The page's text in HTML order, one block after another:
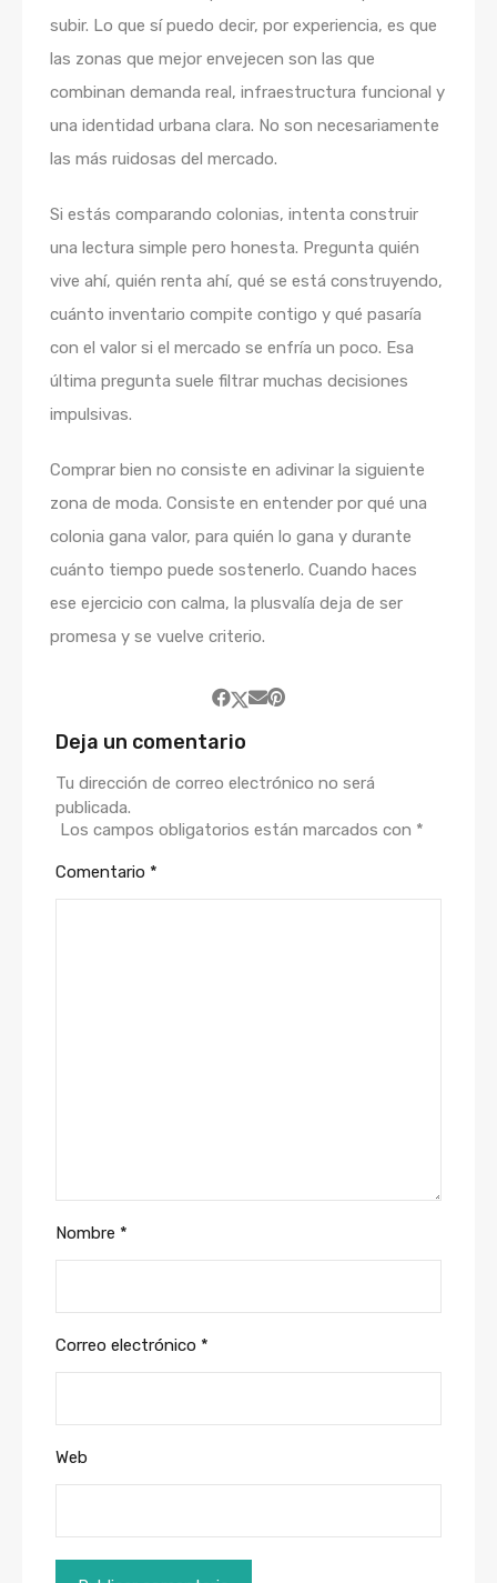
subir. Lo que sí puedo decir, por experiencia, es que
las zonas que mejor envejecen son las que
combinan demanda real, infraestructura funcional y
una identidad urbana clara. No son necesariamente
las más ruidosas del mercado.
Si estás comparando colonias, intenta construir
una lectura simple pero honesta. Pregunta quién
vive ahí, quién renta ahí, qué se está construyendo,
cuánto inventario compite contigo y qué pasaría
con el valor si el mercado se enfría un poco. Esa
última pregunta suele filtrar muchas decisiones
impulsivas.
Comprar bien no consiste en adivinar la siguiente
zona de moda. Consiste en entender por qué una
colonia gana valor, para quién lo gana y durante
cuánto tiempo puede sostenerlo. Cuando haces
ese ejercicio con calma, la plusvalía deja de ser
promesa y se vuelve criterio.
Deja un comentario
Tu dirección de correo electrónico no será
publicada.
Los campos obligatorios están marcados con *
Comentario *
Nombre *
Correo electrónico *
Web